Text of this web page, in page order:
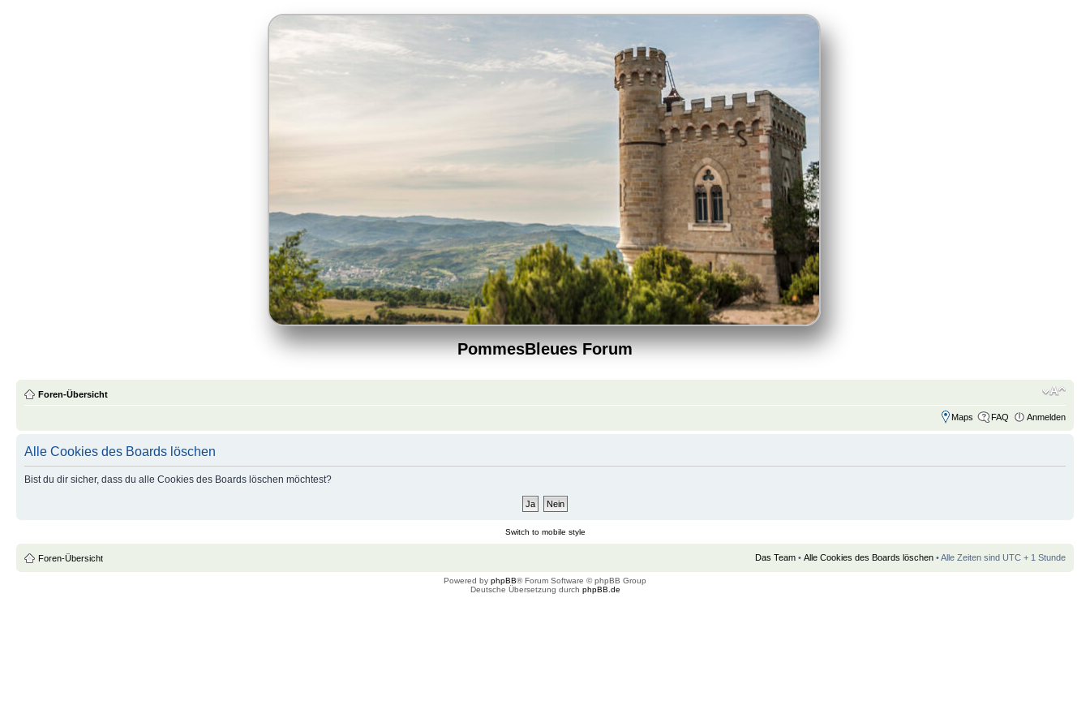
PommesBleues Forum
Foren-Übersicht
Maps FAQ Anmelden
Alle Cookies des Boards löschen
Bist du dir sicher, dass du alle Cookies des Boards löschen möchtest?
Switch to mobile style
Foren-Übersicht Das Team • Alle Cookies des Boards löschen • Alle Zeiten sind UTC + 1 Stunde
Powered by phpBB® Forum Software © phpBB Group
Deutsche Übersetzung durch phpBB.de